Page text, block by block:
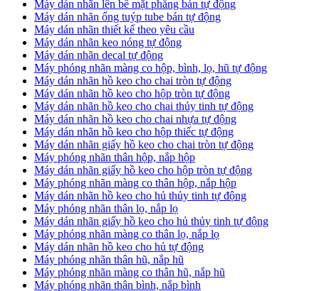
Máy dán nhãn lên bề mặt phẵng bán tự động
​Máy dán nhãn ống tuýp tube bán tự động
Máy dán nhãn thiết kế theo yêu cầu
​Máy dán nhãn keo nóng tự động
Máy dán nhãn decal tự động
Máy phóng nhãn màng co hộp, bình, lọ, hũ tự động
Máy dán nhãn hồ keo cho chai tròn tự động
Máy dán nhãn hồ keo cho hộp tròn tự động
Máy dán nhãn hồ keo cho chai thủy tinh tự động
Máy dán nhãn hồ keo cho chai nhựa tự động
Máy dán nhãn hồ keo cho hộp thiếc tự động
Máy dán nhãn giấy hồ keo cho chai tròn tự động
Máy phóng nhãn thân hộp, nắp hộp
Máy dán nhãn giấy hồ keo cho hộp tròn tự động
Máy phóng nhãn màng co thân hộp, nắp hộp
Máy dán nhãn hồ keo cho hủ thủy tinh tự động
Máy phóng nhãn thân lọ, nắp lọ
Máy dán nhãn giấy hồ keo cho hủ thủy tinh tự động
Máy phóng nhãn màng co thân lọ, nắp lọ
Máy dán nhãn hồ keo cho hủ tự động
Máy phóng nhãn thân hũ, nắp hũ
Máy phóng nhãn màng co thân hũ, nắp hũ
Máy phóng nhãn thân bình, nắp bình